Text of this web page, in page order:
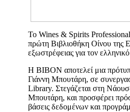
Το Wines & Spirits
πρώτη Βιβλιοθήκη Οίνου της
εξωστρέφειας για τον
Η BIBON αποτελεί μια
Γιάννη Μπουτάρη, σε
Library. Στεγάζεται στη
Μπουτάρη, και προσφέρει
βάσεις δεδομένων και